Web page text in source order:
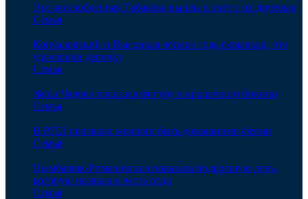
Экс-возлюбленная Табакова вышла в свет с их дочерью
Семья
Кончаловский и Высоцкая четыре года скрывали, что
удочерили девочку
Семья
Жена Чадова показала фигуру в крошечном бикини
Семья
В РПЦ призвали женщин быть домашними феями
Семья
Цымбалюк-Романовская показала подросшую дочь,
которую назвала в честь отца
Семья